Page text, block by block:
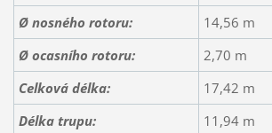
Ø nosného rotoru:
14,56 m
Ø ocasního rotoru:
2,70 m
Celková délka:
17,42 m
Délka trupu:
11,94 m